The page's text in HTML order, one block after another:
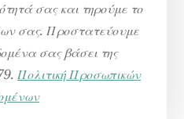
σας και τηρούμε το
σας. Προστατεύουμε
σας βάσει της
Πολιτική Προσωπικών